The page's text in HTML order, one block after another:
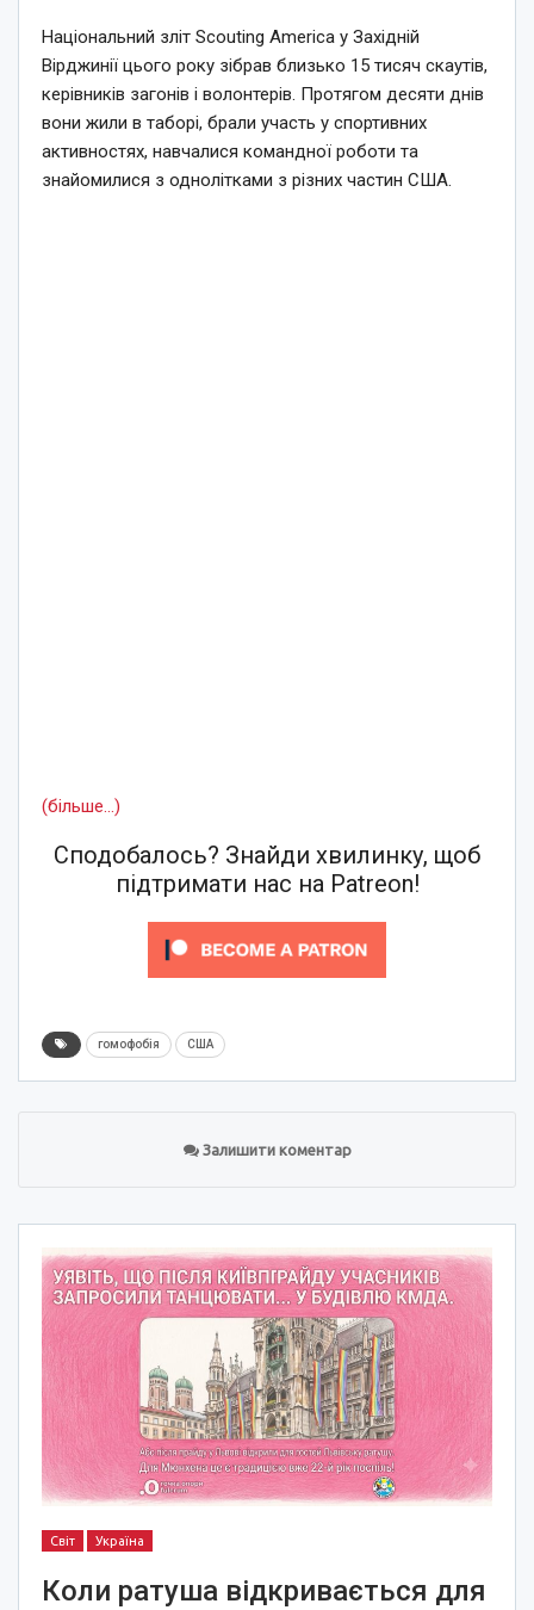
Національний зліт Scouting America у Західній
Вірджинії цього року зібрав близько 15 тисяч скаутів,
керівників загонів і волонтерів. Протягом десяти днів
вони жили в таборі, брали участь у спортивних
активностях, навчалися командної роботи та
знайомилися з однолітками з різних частин США.
(більше…)
Сподобалось? Знайди хвилинку, щоб
підтримати нас на Patreon!
гомофобія США
Залишити коментар
Світ Україна
Коли ратуша відкривається для